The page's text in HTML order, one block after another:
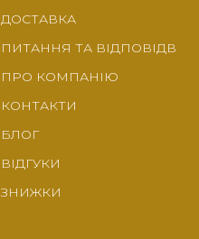
ДОСТАВКА
ПИТАННЯ ТА ВІДПОВІДВ
ПРО КОМПАНІЮ
КОНТАКТИ
БЛОГ
ВІДГУКИ
ЗНИЖКИ